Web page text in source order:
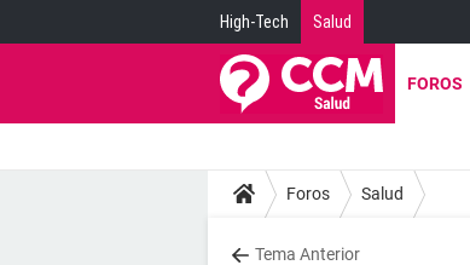
High-Tech Salud
FOROS
Foros Salud
Tema Anterior